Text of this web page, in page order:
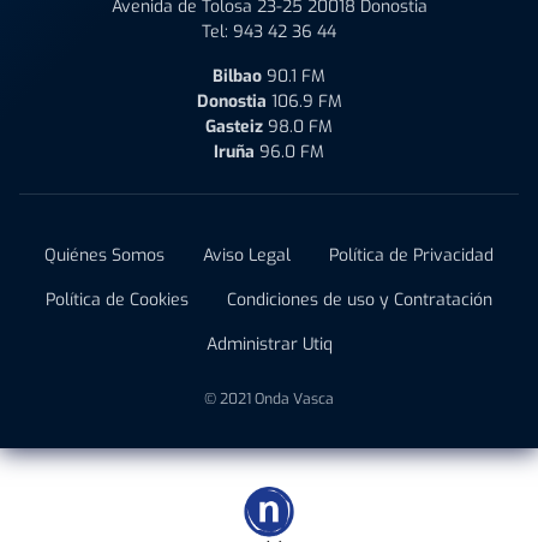
Avenida de Tolosa 23-25 20018 Donostia
Tel: 943 42 36 44
Bilbao 90.1 FM
Donostia 106.9 FM
Gasteiz 98.0 FM
Iruña 96.0 FM
Quiénes Somos Aviso Legal
Política de Privacidad
Política de Cookies
Condiciones de uso y Contratación
Administrar Utiq
© 2021 Onda Vasca